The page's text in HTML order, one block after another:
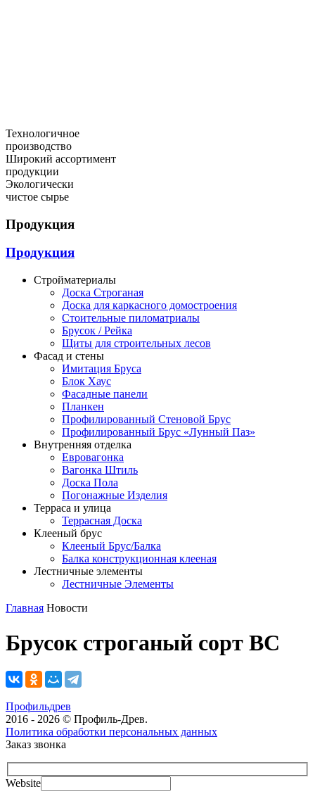
Технологичное
производство
Широкий ассортимент
продукции
Экологически
чистое сырье
Продукция
Продукция
Стройматериалы
Доска Строганая
Доска для каркасного домостроения
Стоительные пиломатриалы
Брусок / Рейка
Щиты для строительных лесов
Фасад и стены
Имитация Бруса
Блок Хаус
Фасадные панели
Планкен
Профилированный Стеновой Брус
Профилированный Брус «Лунный Паз»
Внутренняя отделка
Евровагонка
Вагонка Штиль
Доска Пола
Погонажные Изделия
Терраса и улица
Террасная Доска
Клееный брус
Клееный Брус/Балка
Балка конструкционная клееная
Лестничные элементы
Лестничные Элементы
Главная Новости
Брусок строганый сорт BС
Профильдрев
2016 - 2026 © Профиль-Древ.
Политика обработки персональных данных
Заказ звонка
Website